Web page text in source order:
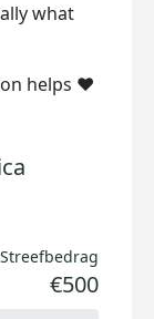
what
helps ❤️
Streefbedrag
€500